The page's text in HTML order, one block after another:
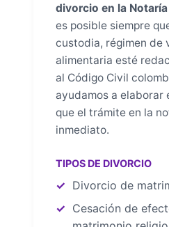
divorcio en la
es posible siempre
custodia, régimen de
alimentaria esté
al Código Civil
ayudamos a elaborar
que el trámite en la
inmediato.
TIPOS DE DIVORCIO
Divorcio de
Cesación de